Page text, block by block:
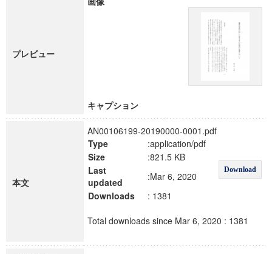
プレビュー
キャプション
本文
AN00106199-20190000-0001.pdf
Type
:application/pdf
Download
Size
:821.5 KB
Last
updated
:Mar 6, 2020
Downloads
: 1381
Total downloads since Mar 6, 2020 : 1381